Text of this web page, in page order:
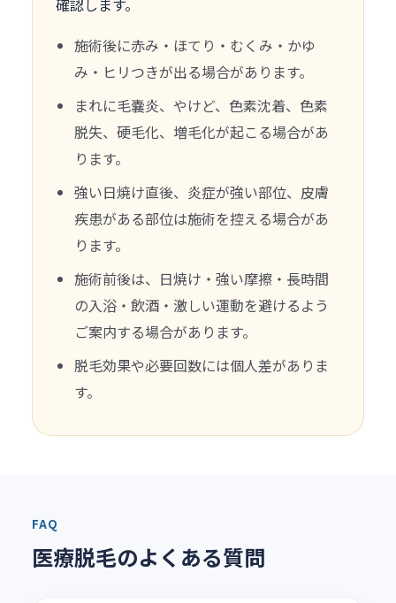
施術後に赤み・ほてり・むくみ・かゆ
み・ヒリつきが出る場合があります。
まれに毛嚢炎、やけど、色素沈着、色素
脱失、硬毛化、増毛化が起こる場合があ
ります。
強い日焼け直後、炎症が強い部位、皮膚
疾患がある部位は施術を控える場合があ
ります。
施術前後は、日焼け・強い摩擦・長時間
の入浴・飲酒・激しい運動を避けるよう
ご案内する場合があります。
脱毛効果や必要回数には個人差がありま
す。
FAQ
医療脱毛のよくある質問